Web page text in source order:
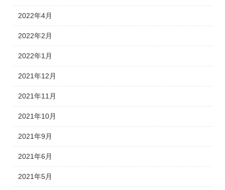
2022年4月
2022年2月
2022年1月
2021年12月
2021年11月
2021年10月
2021年9月
2021年6月
2021年5月